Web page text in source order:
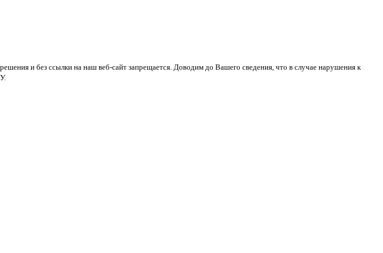
и без ссылки на наш веб-сайт запрещается. Доводим до Вашего сведения, что в случае нарушения к